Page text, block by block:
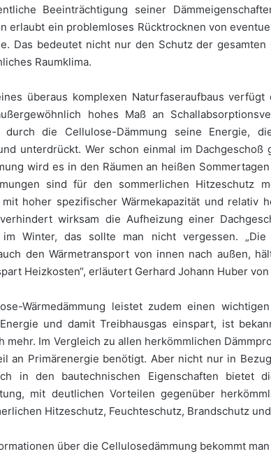
Beeinträchtigung seiner
erlaubt ein problemloses Rücktrocknen von
Das bedeutet nicht nur den Schutz der
Raumklima.
überaus komplexen Naturfaseraufbaus
hohes Maß an
durch die Cellulose-Dämmung seine Energie,
unterdrückt. Wer schon einmal im Dachgeschoß
wird es in den Räumen an heißen
sind für den sommerlichen Hitzeschutz
mit hoher spezifischer Wärmekapazität und relativ
wirksam die Aufheizung einer
im Winter, das sollte man nicht vergessen. „Die
den Wärmetransport von innen nach außen,
Heizkosten“, erläutert Gerhard Johann Huber
Wärmedämmung leistet zudem einen
und damit Treibhausgas einspart, ist
mehr. Im Vergleich zu allen herkömmlichen
an Primärenergie benötigt. Aber nicht nur in
in den bautechnischen Eigenschaften bietet
mit deutlichen Vorteilen gegenüber
Hitzeschutz, Feuchteschutz, Brandschutz
über die Cellulosedämmung bekommt